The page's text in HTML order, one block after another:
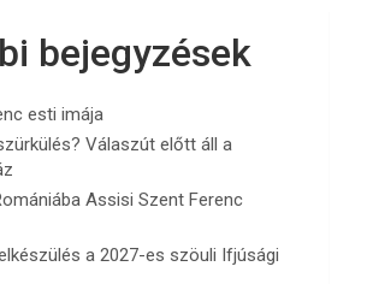
bejegyzések
esti imája
Válaszút előtt áll a
Assisi Szent Ferenc
a 2027-es szöuli Ifjúsági